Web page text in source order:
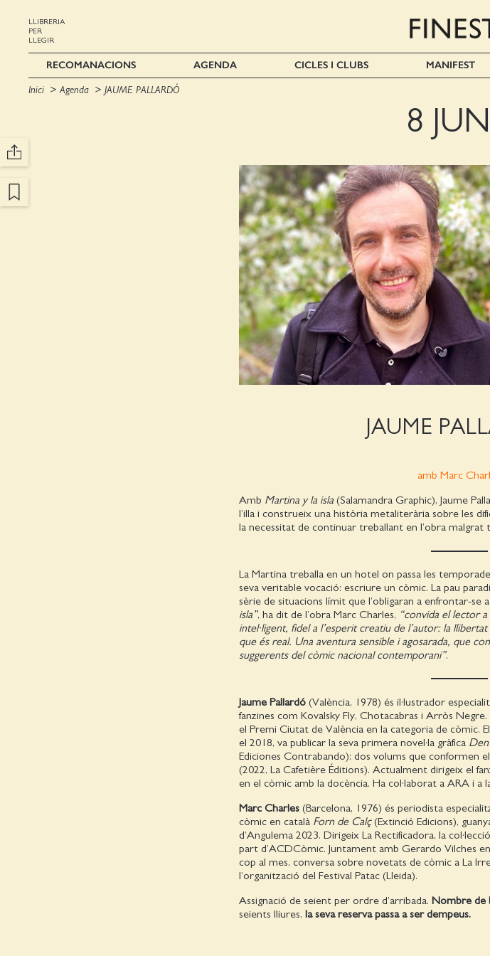
LLIBRERIA
PER
LLEGIR
RECOMANACIONS AGENDA CICLES I CLUBS MANIFEST
Inici Agenda JAUME PALLARDÓ
8
JAUME
amb Marc
Amb Martina y la isla(Salamandra Graphic), Jaume
l’illa i construeix una història metaliterària sobre les
la necessitat de continuar treballant en l’obra malgrat
La Martina treballa en un hotel on passa les
seva veritable vocació: escriure un còmic. La pau
sèrie de situacions límit que l’obligaran a enfrontar-se
isla”, ha dit de l’obra Marc Charles, “convida el lector
intel·ligent, fidel a l’esperit creatiu de l’autor: la
que és real. Una aventura sensible i agosarada, que
suggerents del còmic nacional contemporani”.
Jaume Pallardó(València, 1978) és il·lustrador
fanzines com Kovalsky Fly, Chotacabras i Arròs
el Premi Ciutat de València en la categoria de còmic.
el 2018, va publicar la seva primera novel·la gràfica
Ediciones Contrabando): dos volums que conformen
(2022, La Cafetière Éditions). Actualment dirigeix el
en el còmic amb la docència. Ha col·laborat a ARA i a
Marc Charles(Barcelona, 1976) és periodista
còmic en català Forn de Calç(Extinció Edicions),
d’Angulema 2023. Dirigeix La Rectificadora, la
part d’ACDCòmic. Juntament amb Gerardo Vilches
cop al mes, conversa sobre novetats de còmic a La
l’organització del Festival Patac (Lleida).
Assignació de seient per ordre d’arribada. Nombre de
seients lliures, la seva reserva passa a ser dempeus.